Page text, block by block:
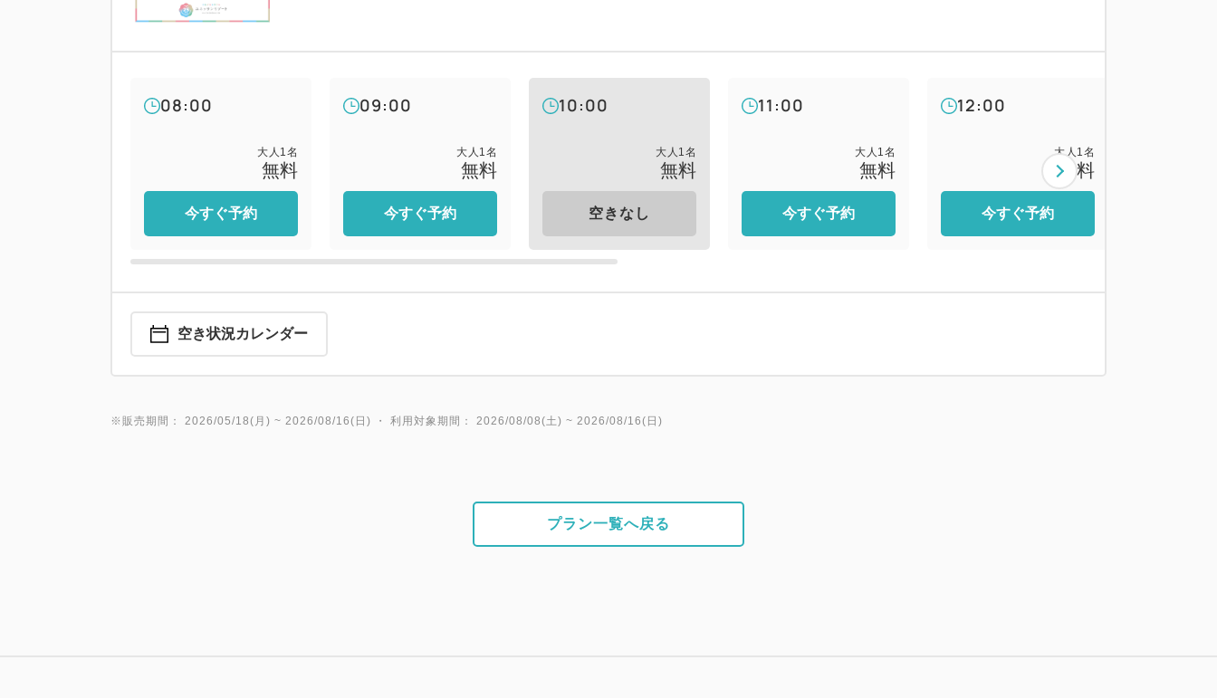
※駐車場は予約制ではありません。満車の場合、入庫までお待ちいただ
く場合がございます。予めご了承ください。尚、路上駐車や道路上での
待機もご遠慮ください。
08:00
大人 1名
無料
今すぐ予約
09:00
大人 1名
無料
今すぐ予約
10:00
大人 1名
無料
空きなし
11:00
大人 1名
無料
今すぐ予約
12:00
大人 1名
無料
今すぐ予約
空き状況カレンダー
※販売期間： 2026/05/18(月) ~ 2026/08/16(日) ・ 利用対象期間： 2026/08/08(土) ~ 2026/08/16(日)
プラン一覧へ戻る